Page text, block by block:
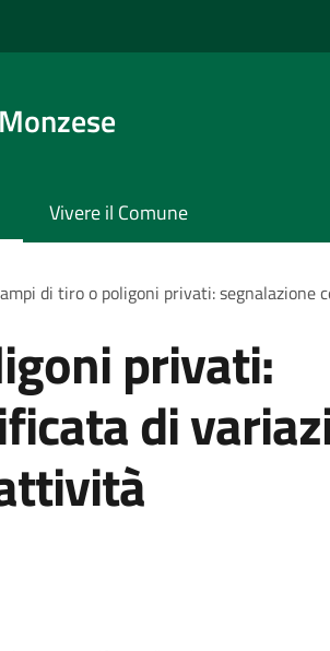
Vivere il Comune
di tiro o poligoni privati:
privati:
di